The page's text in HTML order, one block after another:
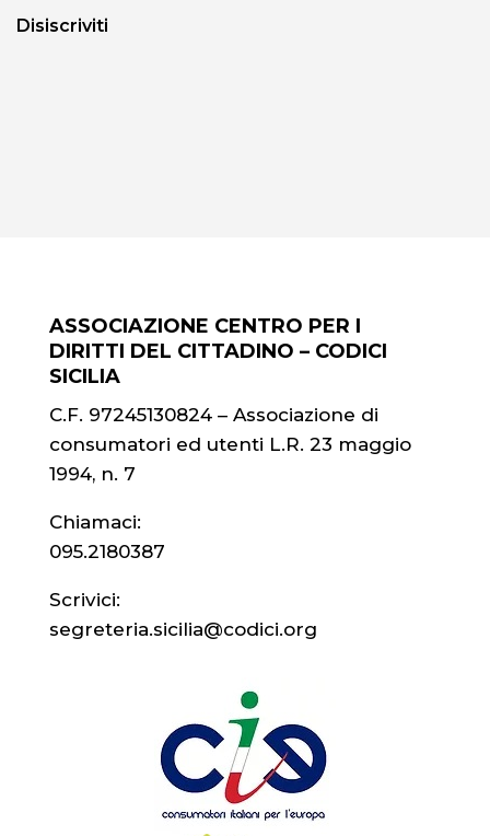
Disiscriviti
ASSOCIAZIONE CENTRO PER I
DIRITTI DEL CITTADINO – CODICI
SICILIA
C.F. 97245130824 – Associazione di
consumatori ed utenti L.R. 23 maggio
1994, n. 7
Chiamaci:
095.2180387
Scrivici:
segreteria.sicilia@codici.org